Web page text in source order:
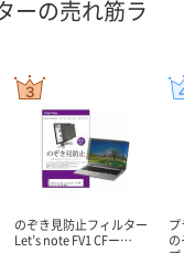
ーの売れ筋ラ
のぞき見防止フィルター
Let’s note FV1 CFー…